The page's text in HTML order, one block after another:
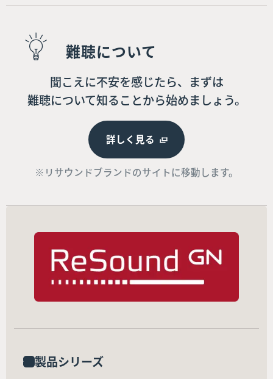
難聴について
聞こえに不安を感じたら、まずは
難聴について知ることから始めましょう。
詳しく見る
※リサウンドブランドのサイトに移動します。
製品シリーズ